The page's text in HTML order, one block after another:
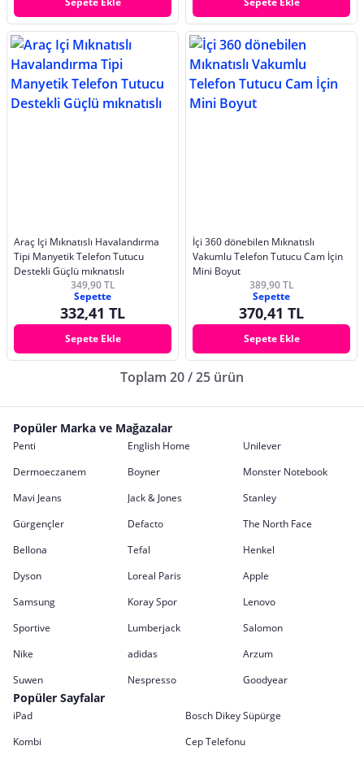
Araç Içi Mıknatıslı Havalandırma
Tipi Manyetik Telefon Tutucu
Destekli Güçlü mıknatıslı
349,90 TL
Sepette
332,41 TL
Sepete Ekle
İçi 360 dönebilen Mıknatıslı
Vakumlu Telefon Tutucu Cam İçin
Mini Boyut
389,90 TL
Sepette
370,41 TL
Sepete Ekle
Toplam 20 / 25 ürün
Popüler Marka ve Mağazalar
Penti English Home
Unilever
Dermoeczanem
Boyner
Monster Notebook
Mavi Jeans
Jack & Jones
Stanley
Gürgençler
Defacto
The North Face
Bellona
Tefal
Henkel
Dyson
Loreal Paris
Apple
Samsung
Koray Spor
Lenovo
Sportive
Lumberjack
Salomon
Nike
adidas
Arzum
Suwen
Nespresso Goodyear
Popüler Sayfalar
iPad
Bosch Dikey Süpürge
Kombi
Cep Telefonu